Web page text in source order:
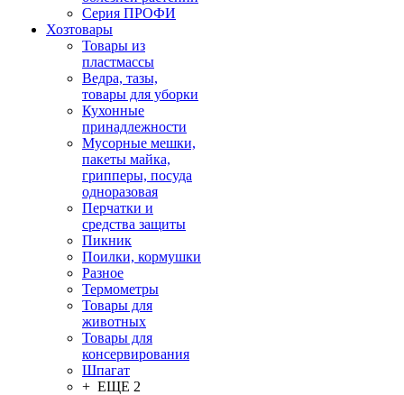
Серия ПРОФИ
Хозтовары
Товары из
пластмассы
Ведра, тазы,
товары для уборки
Кухонные
принадлежности
Мусорные мешки,
пакеты майка,
грипперы, посуда
одноразовая
Перчатки и
средства защиты
Пикник
Поилки, кормушки
Разное
Термометры
Товары для
животных
Товары для
консервирования
Шпагат
+ ЕЩЕ 2